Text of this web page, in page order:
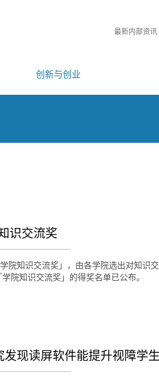
最新内部资讯
创新与创业
识交流奖
院知识交流奖」，由各学院选出对知识
院知识交流奖」的得奖名单已公布。
发现读屏软件能提升视障学